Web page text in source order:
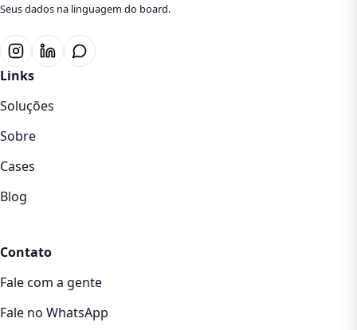
Seus dados na linguagem do board.
Links
Soluções
Sobre
Cases
Blog
Contato
Fale com a gente
Fale no WhatsApp